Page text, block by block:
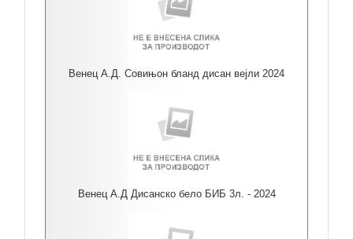
Венец А.Д. Совињон бланд дисан вејли 2024
Венец А.Д Дисанско бело БИБ 3л. - 2024